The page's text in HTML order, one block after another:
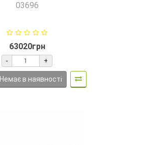
03696
63020грн
- +
Немає в наявності